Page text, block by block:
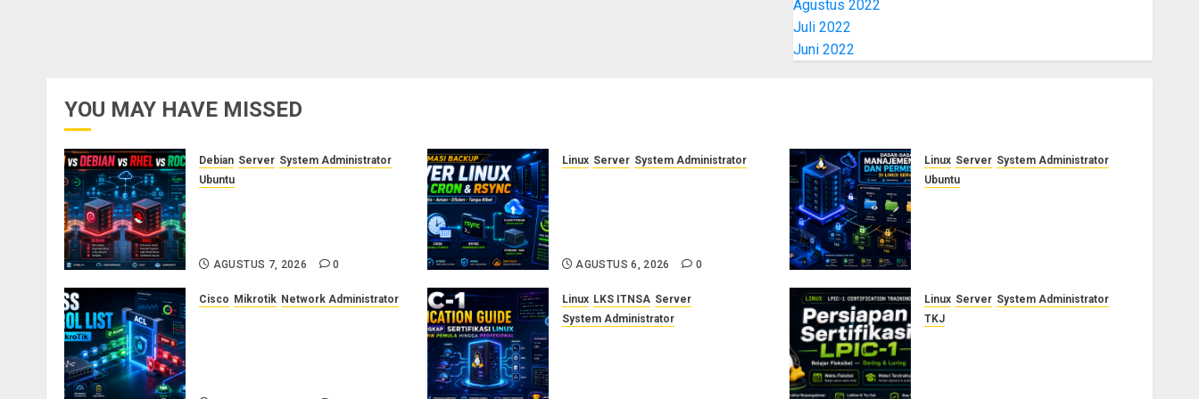
Agustus 2022
Juli 2022
Juni 2022
YOU MAY HAVE MISSED
Debian Server System Administrator
Ubuntu
AGUSTUS 7, 2026 0
Linux Server System Administrator
AGUSTUS 6, 2026 0
Linux Server System Administrator
Ubuntu
Cisco Mikrotik Network Administrator Linux LKS ITNSA Server
System Administrator
Linux Server System Administrator
TKJ